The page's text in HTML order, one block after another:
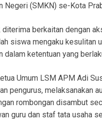
Negeri (SMKN) se-Kota
diterima berkaitan dengan
siswa mengaku kesulitan
dalam ketentuan yang
Umum LSM APM Adi
pengurus, melaksanakan
rombongan disambut
guru dan staf tata usaha